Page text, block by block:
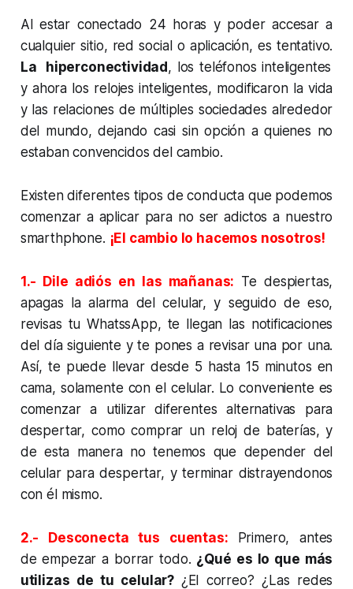
Al estar conectado 24 horas y poder accesar a
cualquier sitio, red social o aplicación, es tentativo.
La hiperconectividad, los teléfonos inteligentes
y ahora los relojes inteligentes, modificaron la vida
y las relaciones de múltiples sociedades alrededor
del mundo, dejando casi sin opción a quienes no
estaban convencidos del cambio.
Existen diferentes tipos de conducta que podemos
comenzar a aplicar para no ser adictos a nuestro
smarthphone. ¡El cambio lo hacemos nosotros!
1.- Dile adiós en las mañanas: Te despiertas,
apagas la alarma del celular, y seguido de eso,
revisas tu WhatssApp, te llegan las notificaciones
del día siguiente y te pones a revisar una por una.
Así, te puede llevar desde 5 hasta 15 minutos en
cama, solamente con el celular. Lo conveniente es
comenzar a utilizar diferentes alternativas para
despertar, como comprar un reloj de baterías, y
de esta manera no tenemos que depender del
celular para despertar, y terminar distrayendonos
con él mismo.
2.- Desconecta tus cuentas:
Primero, antes
de empezar a borrar todo. ¿Qué es lo que más
utilizas de tu celular? ¿El correo? ¿Las redes